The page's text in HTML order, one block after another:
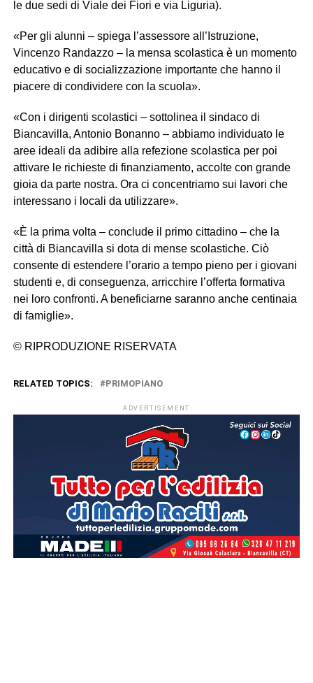
le due sedi di Viale dei Fiori e via Liguria).
«Per gli alunni – spiega l’assessore all’Istruzione,
Vincenzo Randazzo – la mensa scolastica è un momento
educativo e di socializzazione importante che hanno il
piacere di condividere con la scuola».
«Con i dirigenti scolastici – sottolinea il sindaco di
Biancavilla, Antonio Bonanno – abbiamo individuato le
aree ideali da adibire alla refezione scolastica per poi
attivare le richieste di finanziamento, accolte con grande
gioia da parte nostra. Ora ci concentriamo sui lavori che
interessano i locali da utilizzare».
«È la prima volta – conclude il primo cittadino – che la
città di Biancavilla si dota di mense scolastiche. Ciò
consente di estendere l’orario a tempo pieno per i giovani
studenti e, di conseguenza, arricchire l’offerta formativa
nei loro confronti. A beneficiarne saranno anche centinaia
di famiglie».
© RIPRODUZIONE RISERVATA
RELATED TOPICS: PRIMOPIANO
ADVERTISEMENT